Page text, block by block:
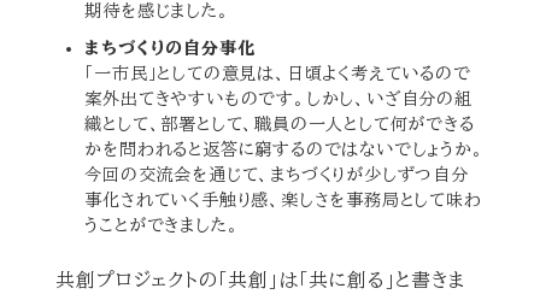
期待を感じました。
まちづくりの自分事化
「一市民」としての意見は、日頃よく考えているので
案外出てきやすいものです。しかし、いざ自分の組
織として、部署として、職員の一人として何ができる
かを問われると返答に窮するのではないでしょうか。
今回の交流会を通じて、まちづくりが少しずつ自分
事化されていく手触り感、楽しさを事務局として味わ
うことができました。
共創プロジェクトの「共創」は「共に創る」と書きま